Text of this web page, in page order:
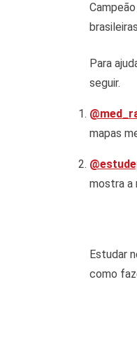
Para
seguir.
mapas
mostra a
Estudar
como